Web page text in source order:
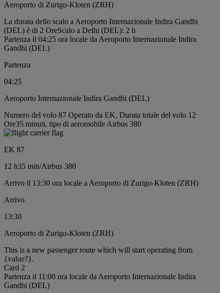
Aeroporto di Zurigo-Kloten (ZRH)
La durata dello scalo a Aeroporto Internazionale Indira Gandhi
(DEL) è di 2 OreScalo a Delhi (DEL): 2 h
Partenza il 04:25 ora locale da Aeroporto Internazionale Indira
Gandhi (DEL)
Partenza
04:25
Aeroporto Internazionale Indira Gandhi (DEL)
Numero del volo 87 Operato da EK, Durata totale del volo 12
Ore35 minuti, tipo di aeromobile Airbus 380
EK 87
12 h35 min/Airbus 380
Arrivo il 13:30 ora locale a Aeroporto di Zurigo-Kloten (ZRH)
Arrivo
13:30
Aeroporto di Zurigo-Kloten (ZRH)
This is a new passenger route which will start operating from
{value?}.
Card 2
Partenza il 11:00 ora locale da Aeroporto Internazionale Indira
Gandhi (DEL)